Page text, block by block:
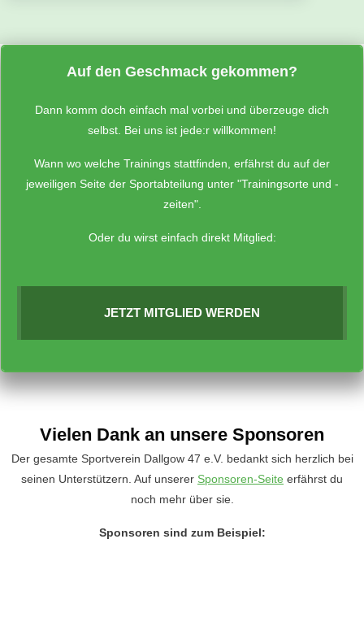
Auf den Geschmack gekommen?
Dann komm doch einfach mal vorbei und überzeuge dich
selbst. Bei uns ist jede:r willkommen!
Wann wo welche Trainings stattfinden, erfährst du auf der
jeweiligen Seite der Sportabteilung unter "Trainingsorte und -
zeiten".
Oder du wirst einfach direkt Mitglied:
JETZT MITGLIED WERDEN
Vielen Dank an unsere Sponsoren
Der gesamte Sportverein Dallgow 47 e.V. bedankt sich herzlich bei
seinen Unterstützern. Auf unserer Sponsoren-Seite erfährst du
noch mehr über sie.
Sponsoren sind zum Beispiel: